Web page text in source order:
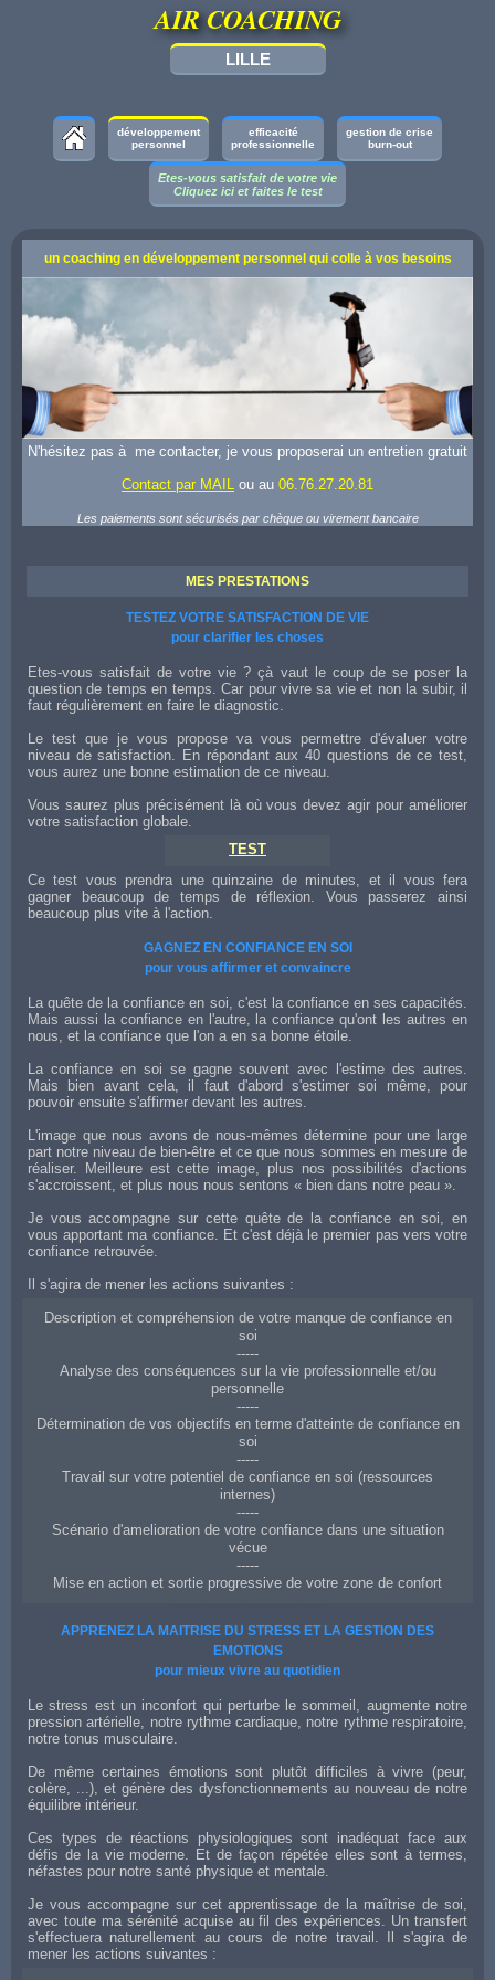
AIR COACHING
LILLE
développement
personnel
efficacité
professionnelle
gestion de crise
burn-out
Etes-vous satisfait de votre vie
Cliquez ici et faites le test
un coaching en développement personnel qui colle à vos besoins
N'hésitez pas à me contacter, je vous proposerai un entretien gratuit
Contact par MAIL ou au 06.76.27.20.81
Les paiements sont sécurisés par chèque ou virement bancaire
MES PRESTATIONS
TESTEZ VOTRE SATISFACTION DE VIE
pour clarifier les choses
Etes-vous satisfait de votre vie ? çà vaut le coup de se poser la
question de temps en temps. Car pour vivre sa vie et non la subir, il
faut régulièrement en faire le diagnostic.
Le test que je vous propose va vous permettre d'évaluer votre
niveau de satisfaction. En répondant aux 40 questions de ce test,
vous aurez une bonne estimation de ce niveau.
Vous saurez plus précisément là où vous devez agir pour améliorer
votre satisfaction globale.
TEST
Ce test vous prendra une quinzaine de minutes, et il vous fera
gagner beaucoup de temps de réflexion. Vous passerez ainsi
beaucoup plus vite à l'action.
GAGNEZ EN CONFIANCE EN SOI
pour vous affirmer et convaincre
La quête de la confiance en soi, c'est la confiance en ses capacités.
Mais aussi la confiance en l'autre, la confiance qu'ont les autres en
nous, et la confiance que l'on a en sa bonne étoile.
La confiance en soi se gagne souvent avec l'estime des autres.
Mais bien avant cela, il faut d'abord s'estimer soi même, pour
pouvoir ensuite s'affirmer devant les autres.
L'image que nous avons de nous-mêmes détermine pour une large
part notre niveau de bien-être et ce que nous sommes en mesure de
réaliser. Meilleure est cette image, plus nos possibilités d'actions
s'accroissent, et plus nous nous sentons « bien dans notre peau ».
Je vous accompagne sur cette quête de la confiance en soi, en
vous apportant ma confiance. Et c'est déjà le premier pas vers votre
confiance retrouvée.
Il s'agira de mener les actions suivantes :
Description et compréhension de votre manque de confiance en
soi
-----
Analyse des conséquences sur la vie professionnelle et/ou
personnelle
-----
Détermination de vos objectifs en terme d'atteinte de confiance en
soi
-----
Travail sur votre potentiel de confiance en soi (ressources
internes)
-----
Scénario d'amelioration de votre confiance dans une situation
vécue
-----
Mise en action et sortie progressive de votre zone de confort
APPRENEZ LA MAITRISE DU STRESS ET LA GESTION DES
EMOTIONS
pour mieux vivre au quotidien
Le stress est un inconfort qui perturbe le sommeil, augmente notre
pression artérielle, notre rythme cardiaque, notre rythme respiratoire,
notre tonus musculaire.
De même certaines émotions sont plutôt difficiles à vivre (peur,
colère, ...), et génère des dysfonctionnements au nouveau de notre
équilibre intérieur.
Ces types de réactions physiologiques sont inadéquat face aux
défis de la vie moderne. Et de façon répétée elles sont à termes,
néfastes pour notre santé physique et mentale.
Je vous accompagne sur cet apprentissage de la maîtrise de soi,
avec toute ma sérénité acquise au fil des expériences. Un transfert
s'effectuera naturellement au cours de notre travail. Il s'agira de
mener les actions suivantes :